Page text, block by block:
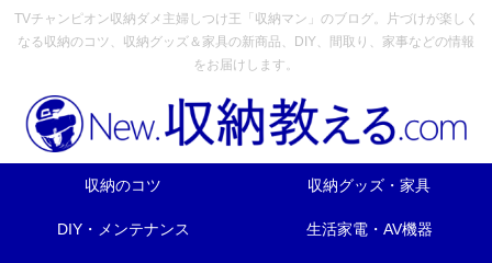
TVチャンピオン収納ダメ主婦しつけ王「収納マン」のブログ。片づけが楽しく
なる収納のコツ、収納グッズ＆家具の新商品、DIY、間取り、家事などの情報
をお届けします。
収納のコツ 収納グッズ・家具
DIY・メンテナンス 生活家電・AV機器